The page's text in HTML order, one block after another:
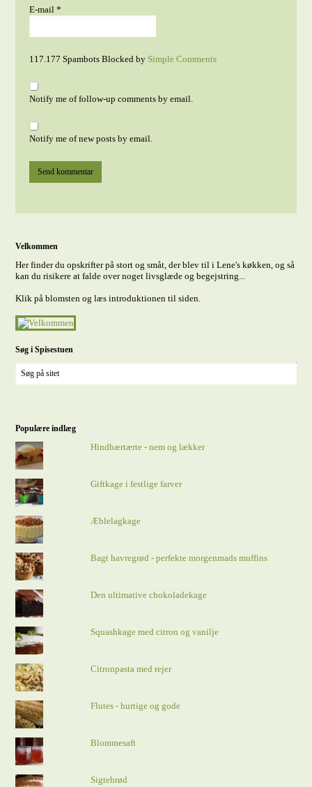
E-mail*
117.177 Spambots Blocked by Simple Comments
Notify me of follow-up comments by email.
Notify me of new posts by email.
Velkommen
Her finder du opskrifter på stort og småt, der blev til i Lene's køkken, og så
kan du risikere at falde over noget livsglæde og begejstring...
Klik på blomsten og læs introduktionen til siden.
Søg i Spisestuen
Populære indlæg
Hindbærtærte - nem og lækker
Giftkage i festlige farver
Æblelagkage
Bagt havregrød - perfekte morgenmads muffins
Den ultimative chokoladekage
Squashkage med citron og vanilje
Citronpasta med rejer
Flutes - hurtige og gode
Blommesaft
Sigtebrød